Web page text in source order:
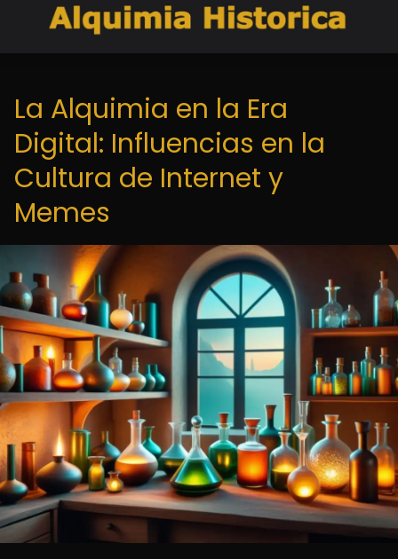
La Alquimia en la Era
Digital: Influencias en la
Cultura de Internet y
Memes